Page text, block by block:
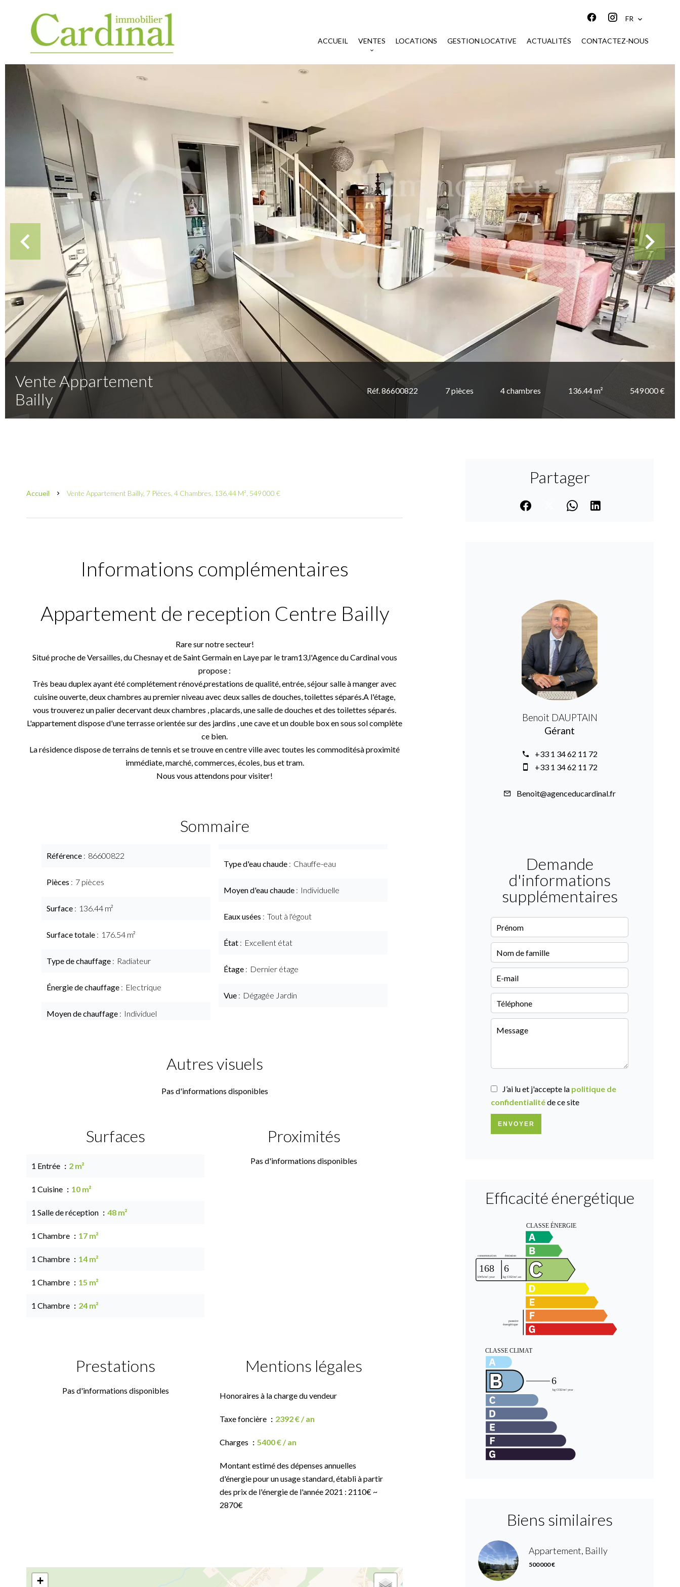
FR
ACCUEIL VENTES LOCATIONS GESTION LOCATIVE ACTUALITÉS CONTACTEZ-NOUS
Vente Appartement
Bailly
Réf. 86600822 7 pièces 4 chambres 136.44 m² 549 000 €
Accueil Vente Appartement Bailly, 7 Pièces, 4 Chambres, 136.44 M², 549 000 €
Informations complémentaires
Appartement de reception Centre Bailly
Rare sur notre secteur!
Situé proche de Versailles, du Chesnay et de Saint Germain en Laye par le tram13,l'Agence du Cardinal vous
propose :
Très beau duplex ayant été complétement rénové,prestations de qualité, entrée, séjour salle à manger avec
cuisine ouverte, deux chambres au premier niveau avec deux salles de douches, toilettes séparés.A l'étage,
vous trouverez un palier decervant deux chambres , placards, une salle de douches et des toilettes séparés.
L'appartement dispose d'une terrasse orientée sur des jardins , une cave et un double box en sous sol complète
ce bien.
La résidence dispose de terrains de tennis et se trouve en centre ville avec toutes les commoditésà proximité
immédiate, marché, commerces, écoles, bus et tram.
Nous vous attendons pour visiter!
Sommaire
Référence 86600822
Pièces 7 pièces
Surface 136.44 m²
Surface totale 176.54 m²
Type de chauffage Radiateur
Énergie de chauffage Electrique
Moyen de chauffage Individuel
Type d'eau chaude Chauffe-eau
Moyen d'eau chaude Individuelle
Eaux usées Tout à l'égout
État Excellent état
Étage Dernier étage
Vue Dégagée Jardin
Autres visuels
Pas d'informations disponibles
Surfaces
1 Entrée 2 m²
1 Cuisine 10 m²
1 Salle de réception 48 m²
1 Chambre 17 m²
1 Chambre 14 m²
1 Chambre 15 m²
1 Chambre 24 m²
Proximités
Pas d'informations disponibles
Prestations
Pas d'informations disponibles
Mentions légales
Honoraires à la charge du vendeur
Taxe foncière 2392 € / an
Charges 5400 € / an
Montant estimé des dépenses annuelles
d'énergie pour un usage standard, établi à partir
des prix de l'énergie de l'année 2021 : 2110€ ~
2870€
+
Partager
Benoit DAUPTAIN
Gérant
+33 1 34 62 11 72
+33 1 34 62 11 72
Benoit@agenceducardinal.fr
Demande
d'informations
supplémentaires
J’ai lu et j'accepte la politique de
confidentialitéde ce site
ENVOYER
Efficacité énergétique
Biens similaires
Appartement, Bailly
500 000 €